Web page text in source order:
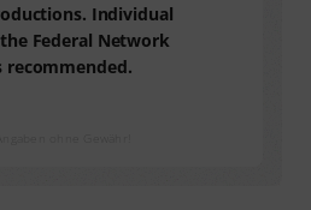
Individual
Federal Network
recommended.